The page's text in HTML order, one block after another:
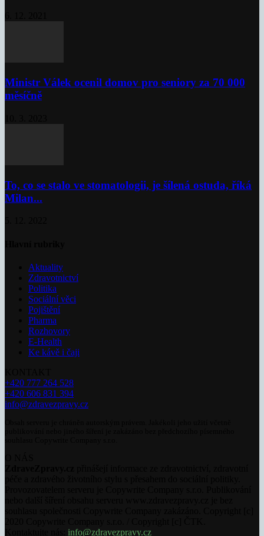
Ministr Válek ocenil domov pro seniory za 70 000
měsíčně
To, co se stalo ve stomatologii, je šílená ostuda, říká
Milan...
Aktuality
Zdravotnictví
Politika
Sociální věci
Pojištění
Pharma
Rozhovory
E-Health
Ke kávě i čaji
+420 777 264 528
+420 606 831 394
info@zdravezpravy.cz
info@zdravezpravy.cz